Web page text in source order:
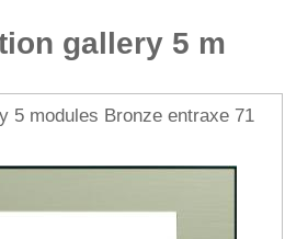
gallery 5 m
5 modules Bronze entraxe 71